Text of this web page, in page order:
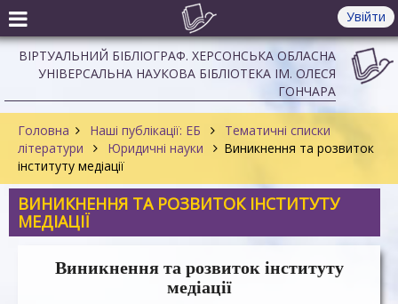
Увійти
ВІРТУАЛЬНИЙ БІБЛІОГРАФ. ХЕРСОНСЬКА ОБЛАСНА
УНІВЕРСАЛЬНА НАУКОВА БІБЛІОТЕКА ІМ. ОЛЕСЯ
ГОНЧАРА
Головна Наші публікації: ЕБ
Тематичні списки
літератури
Юридичні науки
Виникнення та розвиток
інституту медіації
ВИНИКНЕННЯ ТА РОЗВИТОК ІНСТИТУТУ
МЕДІАЦІЇ
Виникнення та розвиток інституту
медіації